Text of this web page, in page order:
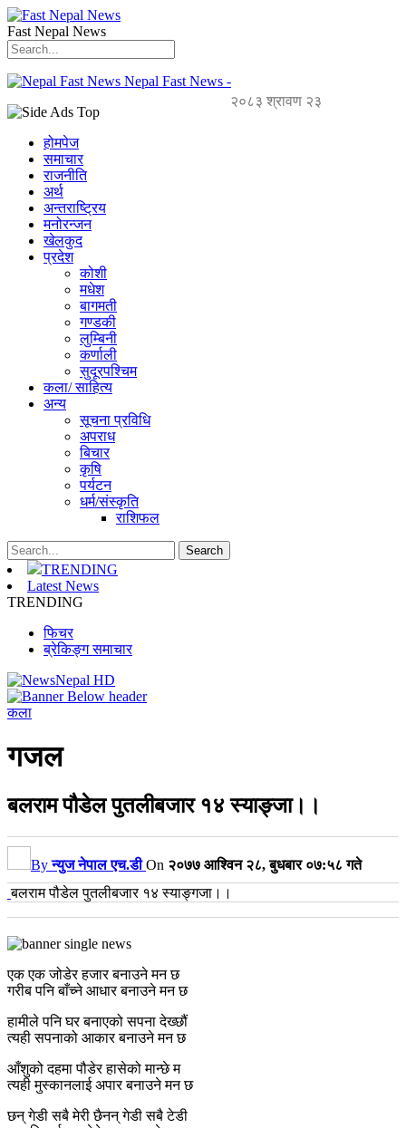
Fast Nepal News
Nepal Fast News -
२०८३ श्रावण २३
होमपेज
समाचार
राजनीति
अर्थ
अन्तराष्ट्रिय
मनोरन्जन
खेलकुद
प्रदेश
कोशी
मधेश
बागमती
गण्डकी
लुम्बिनी
कर्णाली
सुदूरपश्चिम
कला/ साहित्य
अन्य
सूचना प्रविधि
अपराध
बिचार
कृषि
पर्यटन
धर्म/संस्कृति
राशिफल
TRENDING
Latest News
TRENDING
फिचर
ब्रेकिङ्ग समाचार
कला
गजल
बलराम पौडेल पुतलीबजार १४ स्याङ्जा।।
Byन्युज नेपाल एच.डी On २०७७ आश्विन २८, बुधबार ०७:५८ गते
बलराम पौडेल पुतलीबजार १४ स्याङ्गजा।।
एक एक जोडेर हजार बनाउने मन छ
गरीब पनि बाँच्ने आधार बनाउने मन छ
हामीले पनि घर बनाएको सपना देख्छौं
त्यही सपनाको आकार बनाउने मन छ
आँशुको दहमा पौडेर हासेको मान्छे म
त्यही मुस्कानलाई अपार बनाउने मन छ
छन् गेडी सबै मेरी छैनन् गेडी सबै टेडी